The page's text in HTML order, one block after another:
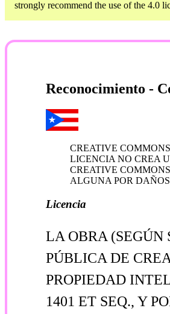
strongly recommend the use of the 4.0
Reconocimiento -
CREATIVE
LICENCIA NO CREA
CREATIVE
ALGUNA POR
Licencia
LA OBRA (SEGÚN
PÚBLICA DE
PROPIEDAD
1401 ET SEQ., Y